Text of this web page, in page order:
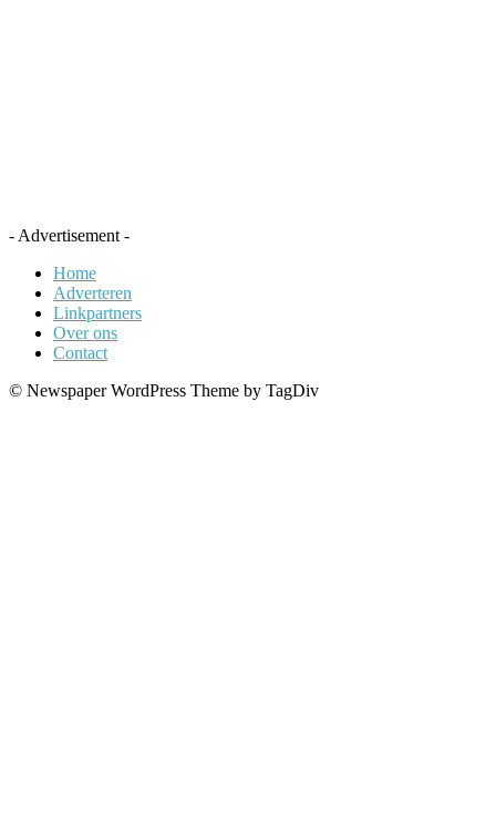
- Advertisement -
Home
Adverteren
Linkpartners
Over ons
Contact
© Newspaper WordPress Theme by TagDiv